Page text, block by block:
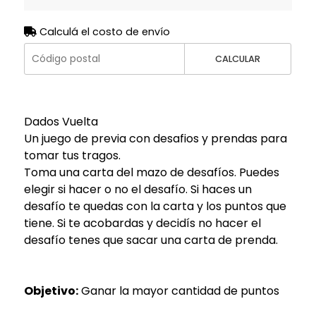
Calculá el costo de envío
CALCULAR
Dados Vuelta
Un juego de previa con desafios y prendas para
tomar tus tragos.
Toma una carta del mazo de desafíos. Puedes
elegir si hacer o no el desafío. Si haces un
desafío te quedas con la carta y los puntos que
tiene. Si te acobardas y decidís no hacer el
desafío tenes que sacar una carta de prenda.
Objetivo:Ganar la mayor cantidad de puntos